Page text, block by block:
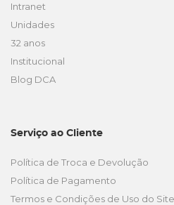
Intranet
Unidades
32 anos
Institucional
Blog DCA
Serviço ao Cliente
Política de Troca e Devolução
Política de Pagamento
Termos e Condições de Uso do Site